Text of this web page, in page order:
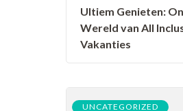
Ultiem Genieten:
Wereld van All
Vakanties
UNCATEGORIZED